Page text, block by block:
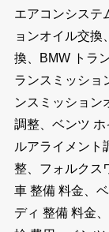
エアコンシステ
ョンオイル交換
換、BMW トラ
ランスミッショ
ンスミッション
調整、ベンツ
ルアライメント
整、フォルクス
車 整備 料金、
ディ 整備 料金